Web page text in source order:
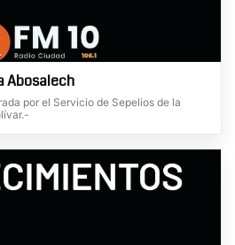
Abosalech
por el Servicio de Sepelios de la